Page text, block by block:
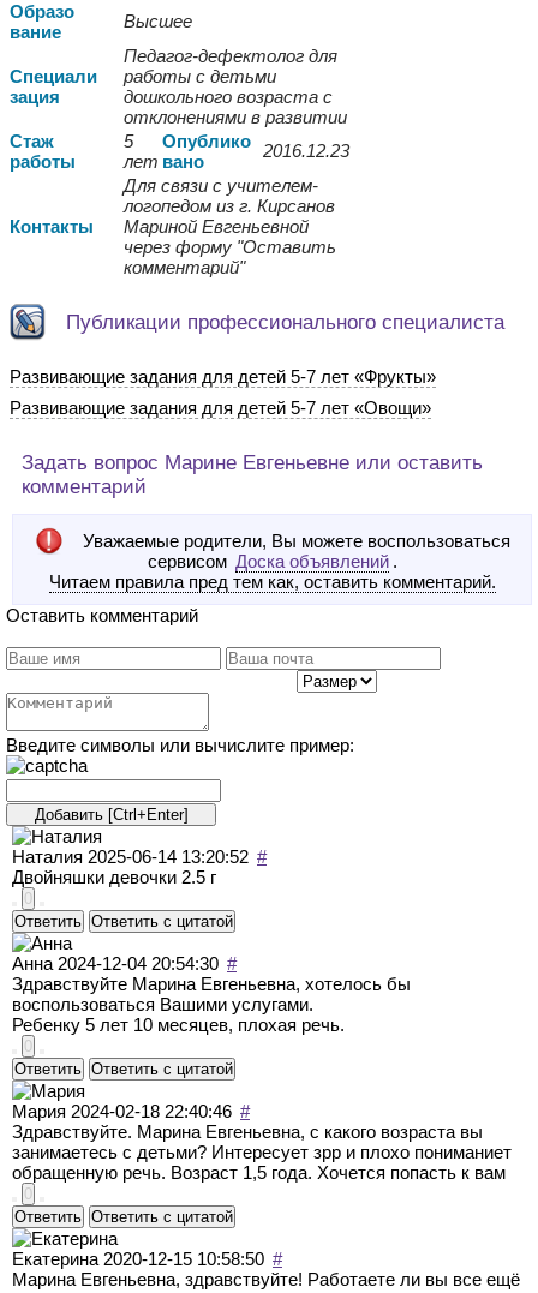
Образо
вание
Высшее
Специали
зация
Педагог-дефектолог для
работы с детьми
дошкольного возраста с
отклонениями в развитии
Стаж
работы
5
лет
Опублико
вано
2016.12.23
Контакты
Для связи с учителем-
логопедом из г. Кирсанов
Мариной Евгеньевной
через форму "Оставить
комментарий"
Публикации профессионального специалиста
Развивающие задания для детей 5-7 лет «Фрукты»
Развивающие задания для детей 5-7 лет «Овощи»
Задать вопрос Марине Евгеньевне или оставить
комментарий
Уважаемые родители, Вы можете воспользоваться
сервисом Доска объявлений .
Читаем правила пред тем как, оставить комментарий.
Оставить комментарий
Введите символы или вычислите пример:
Наталия 2025-06-14 13:20:52 #
Двойняшки девочки 2.5 г
0
Ответить Ответить с цитатой
Анна 2024-12-04 20:54:30 #
Здравствуйте Марина Евгеньевна, хотелось бы
воспользоваться Вашими услугами.
Ребенку 5 лет 10 месяцев, плохая речь.
0
Ответить Ответить с цитатой
Мария 2024-02-18 22:40:46 #
Здравствуйте. Марина Евгеньевна, с какого возраста вы
занимаетесь с детьми? Интересует зрр и плохо пониманиет
обращенную речь. Возраст 1,5 года. Хочется попасть к вам
0
Ответить Ответить с цитатой
Екатерина 2020-12-15 10:58:50 #
Марина Евгеньевна, здравствуйте! Работаете ли вы все ещё